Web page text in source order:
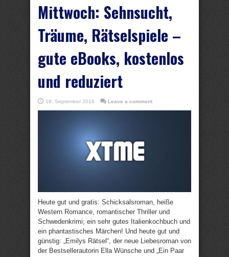
Mittwoch: Sehnsucht,
Träume, Rätselspiele –
gute eBooks, kostenlos
und reduziert
19. September 2018 Leave a comment
Heute gut und gratis: Schicksalsroman, heiße
Western Romance, romantischer Thriller und
Schwedenkrimi; ein sehr gutes Italienkochbuch und
ein phantastisches Märchen! Und heute gut und
günstig: „Emilys Rätsel“, der neue Liebesroman von
der Bestsellerautorin Ella Wünsche und „Ein Paar